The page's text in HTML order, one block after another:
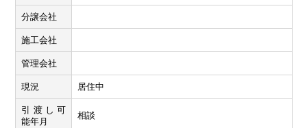
分譲会社
施工会社
管理会社
現況 居住中
引渡し可
能年月
相談